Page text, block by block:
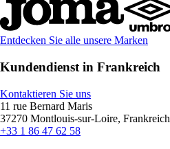
Entdecken Sie alle unsere Marken
Kundendienst in Frankreich
Kontaktieren Sie uns
11 rue Bernard Maris
37270 Montlouis-sur-Loire, Frankreich
+33 1 86 47 62 58